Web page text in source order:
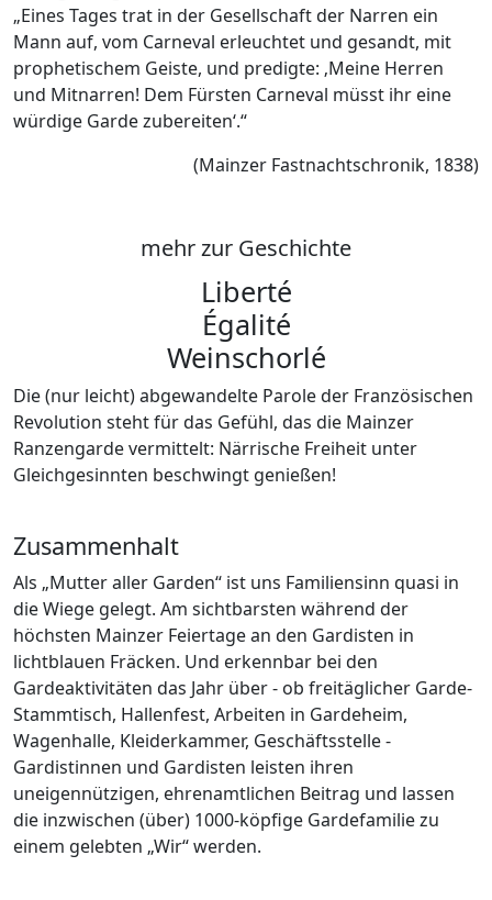
„Eines Tages trat in der Gesellschaft der Narren ein
Mann auf, vom Carneval erleuchtet und gesandt, mit
prophetischem Geiste, und predigte: ‚Meine Herren
und Mitnarren! Dem Fürsten Carneval müsst ihr eine
würdige Garde zubereiten‘.“
(Mainzer Fastnachtschronik, 1838)
mehr zur Geschichte
Liberté
Égalité
Weinschorlé
Die (nur leicht) abgewandelte Parole der Französischen
Revolution steht für das Gefühl, das die Mainzer
Ranzengarde vermittelt: Närrische Freiheit unter
Gleichgesinnten beschwingt genießen!
Zusammenhalt
Als „Mutter aller Garden“ ist uns Familiensinn quasi in
die Wiege gelegt. Am sichtbarsten während der
höchsten Mainzer Feiertage an den Gardisten in
lichtblauen Fräcken. Und erkennbar bei den
Gardeaktivitäten das Jahr über - ob freitäglicher Garde-
Stammtisch, Hallenfest, Arbeiten in Gardeheim,
Wagenhalle, Kleiderkammer, Geschäftsstelle -
Gardistinnen und Gardisten leisten ihren
uneigennützigen, ehrenamtlichen Beitrag und lassen
die inzwischen (über) 1000-köpfige Gardefamilie zu
einem gelebten „Wir“ werden.